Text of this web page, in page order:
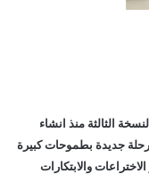
الثالثة منذ انشاء
مرحلة جديدة بطموحات كبيرة
والابتكارات